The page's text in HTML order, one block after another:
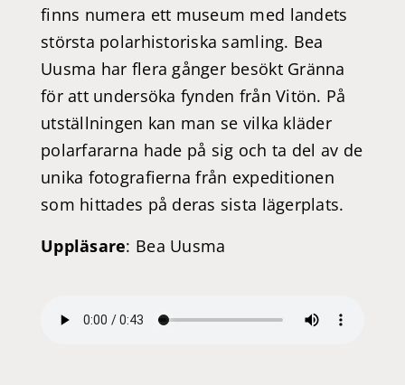
finns numera ett museum med landets
största polarhistoriska samling. Bea
Uusma har flera gånger besökt Gränna
för att undersöka fynden från Vitön. På
utställningen kan man se vilka kläder
polarfararna hade på sig och ta del av de
unika fotografierna från expeditionen
som hittades på deras sista lägerplats.
Uppläsare: Bea Uusma